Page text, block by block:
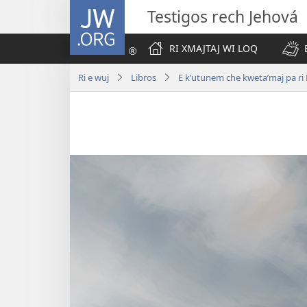
JW.ORG Testigos rech Jehová
RI XMAJTAJ WI LOQ
Ri e wuj Libros E kʼutunem che kwetaʼmaj pa ri